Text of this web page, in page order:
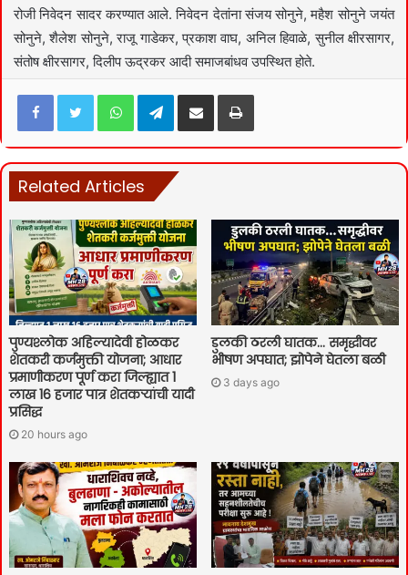
रोजी निवेदन सादर करण्यात आले. निवेदन देतांना संजय सोनुने, महैश सोनुने जयंत
सोनुने, शैलेश सोनुने, राजू गाडेकर, प्रकाश वाघ, अनिल हिवाळे, सुनील क्षीरसागर,
संतोष क्षीरसागर, दिलीप ऊद्रकर आदी समाजबांधव उपस्थित होते.
FacebookTwitterWhatsAppTelegramShare via Email Print
Related Articles
पुण्यश्लोक अहिल्यादेवी होळकर
शेतकरी कर्जमुक्ती योजना; आधार
प्रमाणीकरण पूर्ण करा जिल्ह्यात 1
लाख 16 हजार पात्र शेतकऱ्यांची यादी
प्रसिद्ध
20 hours ago
डुलकी ठरली घातक… समृद्धीवर
भीषण अपघात; झोपेने घेतला बळी
3 days ago